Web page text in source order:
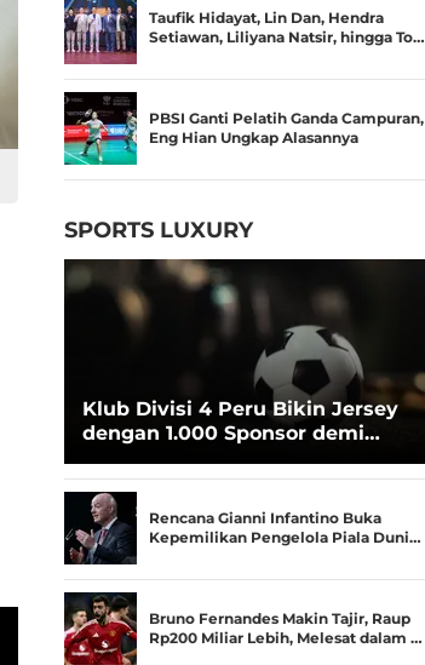
Taufik Hidayat, Lin Dan, Hendra
Setiawan, Liliyana Natsir, hingga To…
PBSI Ganti Pelatih Ganda Campuran,
Eng Hian Ungkap Alasannya
SPORTS LUXURY
Klub Divisi 4 Peru Bikin Jersey
dengan 1.000 Sponsor demi
Rencana Gianni Infantino Buka
Kepemilikan Pengelola Piala Duni…
Bruno Fernandes Makin Tajir, Raup
Rp200 Miliar Lebih, Melesat dalam …